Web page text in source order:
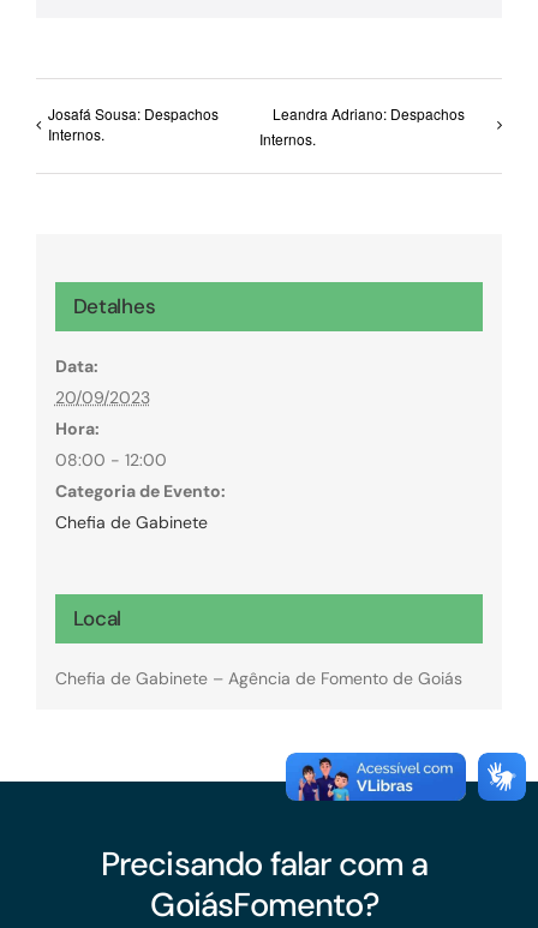
Josafá Sousa: Despachos
Internos.
Leandra Adriano: Despachos
Internos.
Detalhes
Data:
20/09/2023
Hora:
08:00 - 12:00
Categoria de Evento:
Chefia de Gabinete
Local
Chefia de Gabinete – Agência de Fomento de Goiás
Precisando falar com a
GoiásFomento?